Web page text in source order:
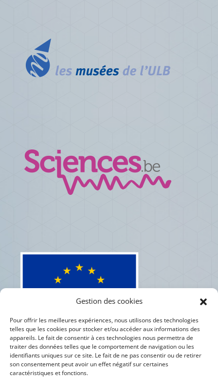
Gestion des cookies
Pour offrir les meilleures expériences, nous utilisons des technologies
telles que les cookies pour stocker et/ou accéder aux informations des
appareils. Le fait de consentir à ces technologies nous permettra de
traiter des données telles que le comportement de navigation ou les
identifiants uniques sur ce site. Le fait de ne pas consentir ou de retirer
son consentement peut avoir un effet négatif sur certaines
caractéristiques et fonctions.